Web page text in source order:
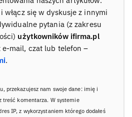
włącz się w dyskusje z innymi
pytania (z zakresu
użytkowników ifirma.pl
e-mail, czat lub telefon –
.
przekazujesz nam swoje dane: imię i
treść komentarza. W systemie
IP, z wykorzystaniem którego dodałeś